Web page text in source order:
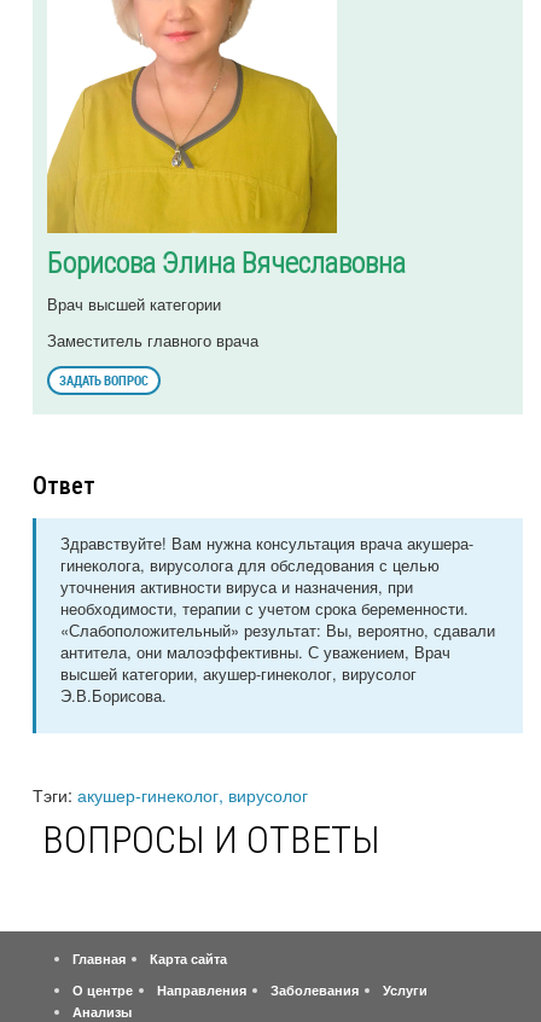
Борисова Элина Вячеславовна
Врач высшей категории
Заместитель главного врача
ЗАДАТЬ ВОПРОС
Ответ
Здравствуйте! Вам нужна консультация врача акушера-
гинеколога, вирусолога для обследования с целью
уточнения активности вируса и назначения, при
необходимости, терапии с учетом срока беременности.
«Слабоположительный» результат: Вы, вероятно, сдавали
антитела, они малоэффективны. С уважением, Врач
высшей категории, акушер-гинеколог, вирусолог
Э.В.Борисова.
Тэги: акушер-гинеколог, вирусолог
ВОПРОСЫ И ОТВЕТЫ
Главная
Карта сайта
О центре
Направления Заболевания
Услуги
Анализы